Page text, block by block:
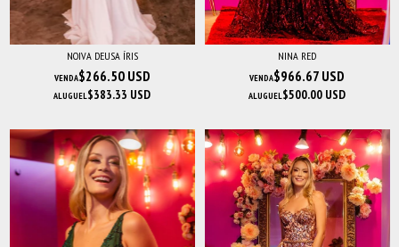
NOIVA DEUSA ÍRIS
VENDA$266.50 USD
ALUGUEL$383.33 USD
NINA RED
VENDA$966.67 USD
ALUGUEL$500.00 USD